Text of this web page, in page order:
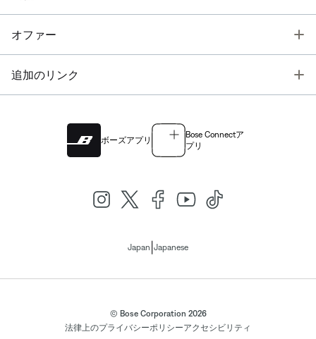
オファー
追加のリンク
ボーズアプリ
Bose Connectア
プリ
Japan Japanese
© Bose Corporation 2026
法律上のプライバシーポリシーアクセシビリティ